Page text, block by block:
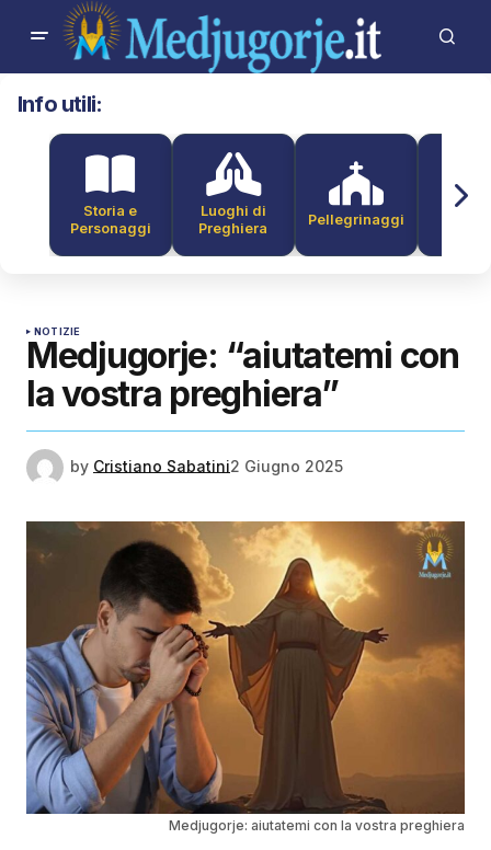
Info utili:
Storia e
Personaggi
Luoghi di
Preghiera
Pellegrinaggi
NOTIZIE
Medjugorje: “aiutatemi con
la vostra preghiera”
by Cristiano Sabatini2 Giugno 2025
Medjugorje: aiutatemi con la vostra preghiera